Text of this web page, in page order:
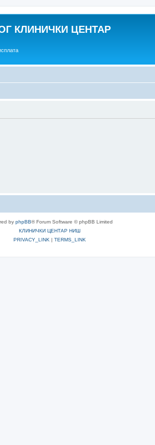
КЛИНИЧКИ ЦЕНТАР
by phpBB® Forum Software © phpBB Limited
КЛИНИЧКИ ЦЕНТАР НИШ
PRIVACY_LINK | TERMS_LINK